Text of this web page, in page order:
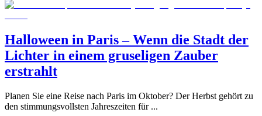
Halloween in Paris – Wenn die Stadt der
Lichter in einem gruseligen Zauber
erstrahlt
Planen Sie eine Reise nach Paris im Oktober? Der Herbst gehört zu
den stimmungsvollsten Jahreszeiten für ...